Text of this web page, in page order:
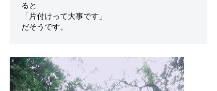
ると
「片付けって大事です」